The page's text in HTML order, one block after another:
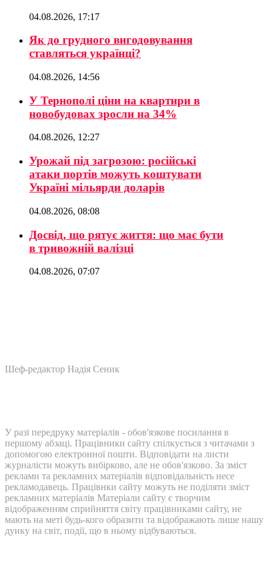
04.08.2026, 17:17
Як до грудного вигодовування
ставляться українці?
04.08.2026, 14:56
У Тернополі ціни на квартири в
новобудовах зросли на 34%
04.08.2026, 12:27
Урожай під загрозою: російські
атаки портів можуть коштувати
Україні мільярди доларів
04.08.2026, 08:08
Досвід, що рятує життя: що має бути
в тривожній валізці
04.08.2026, 07:07
Шеф-редактор Надія Сеник
У разі передруку матеріалів - обов'язкове посилання в
першому абзаці. Працівники сайту спілкується з читачами з
допомогою електронної пошти. Відповідати на листи
журналісти можуть вибірково, але не обов'язково. За зміст
реклами та рекламних матеріалів відповідальність несе
рекламодавець. Працівнки сайту можуть не поділяти зміст
рекламних матеріалів Матеріали сайту є творчим
відображенням сприйняття світу працівниками сайту, не
мають на меті будь-кого образити та відображають лише нашу
дуику на світ, події, що в ньому відбуваються.